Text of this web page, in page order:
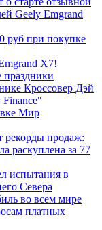
Geely Emgrand
руб при покупке
X7!
Кроссовер Дэй
Мир
рекорды продаж:
раскуплена за 77
испытания в
Севера
во всем мире
платных